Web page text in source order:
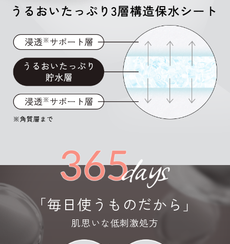
「毎日使うものだから 」
肌思いな低刺激処方